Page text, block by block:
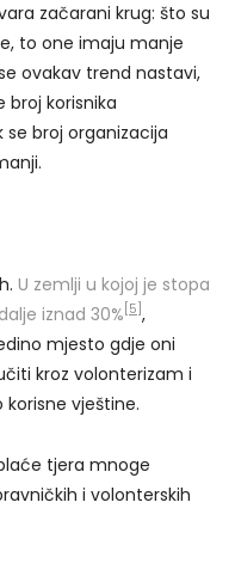
začarani krug: što su
to one imaju manje
ovakav trend nastavi,
broj korisnika
broj organizacija
U zemlji u kojoj je stopa
iznad 30% [5] ,
mjesto gdje oni
kroz volonterizam i
vještine.
tjera mnoge
i volonterskih